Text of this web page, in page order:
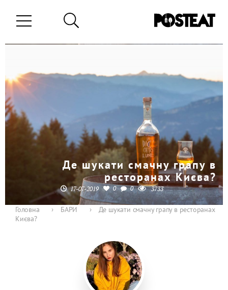
Де шукати смачну грапу в
ресторанах Києва?
17-07-2019 0 0 3733
Головна › БАРИ ›
Де шукати смачну грапу в ресторанах
Києва?